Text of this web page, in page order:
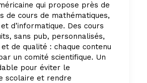
qui propose près de
de cours de mathématiques,
d’informatique. Des cours
sans pub, personnalisés,
de qualité : chaque contenu
un comité scientifique. Un
pour éviter le
scolaire et rendre